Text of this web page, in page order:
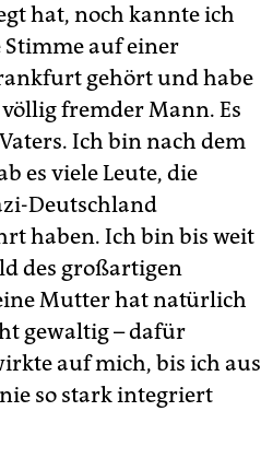
hat, noch kannte ich
Stimme auf einer
gehört und habe
fremder Mann. Es
Ich bin nach dem
es viele Leute, die
Deutschland
haben. Ich bin bis weit
des großartigen
Mutter hat natürlich
gewaltig – dafür
auf mich, bis ich aus
so stark integriert